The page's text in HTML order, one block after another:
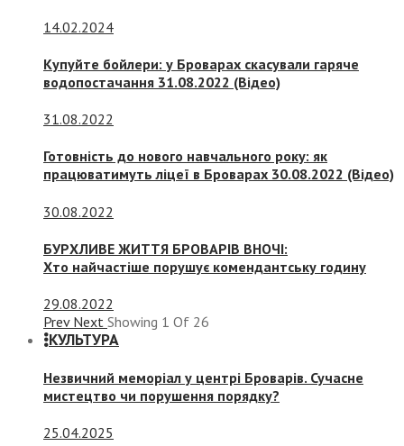
14.02.2024
Купуйте бойлери: у Броварах скасували гаряче
водопостачання 31.08.2022 (Відео)
31.08.2022
Готовність до нового навчального року: як
працюватимуть ліцеї в Броварах 30.08.2022 (Відео)
30.08.2022
БУРХЛИВЕ ЖИТТЯ БРОВАРІВ ВНОЧІ:
Хто найчастіше порушує комендантську годину
29.08.2022
Prev Next Showing 1 Of 26
КУЛЬТУРА
Незвичний меморіал у центрі Броварів. Сучасне
мистецтво чи порушення порядку?
25.04.2025